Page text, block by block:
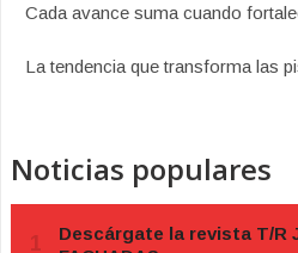
Cada avance suma cuando
La tendencia que transforma las
Noticias populares